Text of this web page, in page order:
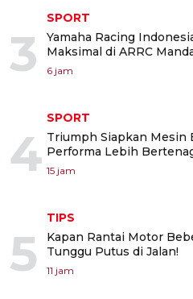
3
SPORT
Yamaha Racing
Maksimal di ARRC
6 jam
4
SPORT
Triumph Siapkan Mesin
Performa Lebih
15 jam
5
TIPS
Kapan Rantai Motor
Tunggu Putus di Jalan!
11 jam